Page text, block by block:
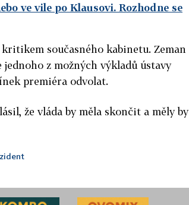
ve vile po Klausovi. Rozhodne se
současného kabinetu. Zeman
z možných výkladů ústavy
premiéra odvolat.
že vláda by měla skončit a měly by